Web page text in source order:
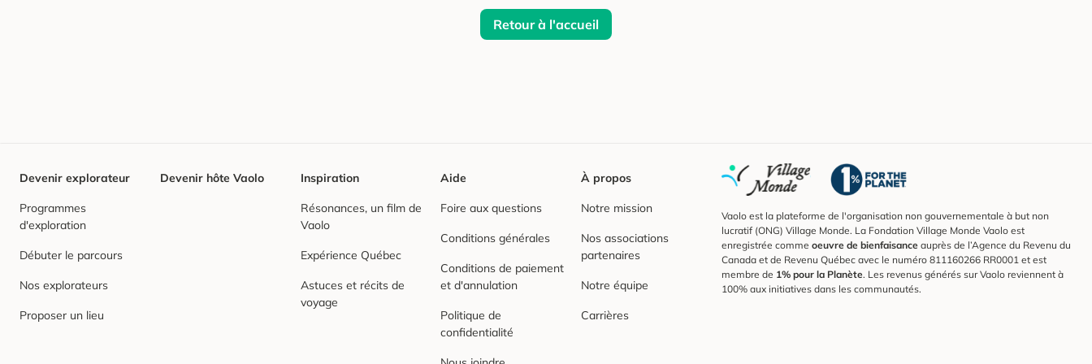
Retour à l'accueil
Devenir explorateur
Programmes
d'exploration
Débuter le parcours
Nos explorateurs
Proposer un lieu
Devenir hôte Vaolo Inspiration
Résonances, un film de
Vaolo
Expérience Québec
Astuces et récits de
voyage
Aide
Foire aux questions
Conditions générales
Conditions de paiement
et d'annulation
Politique de
confidentialité
À propos
Notre mission
Nos associations
partenaires
Notre équipe
Carrières
Vaolo est la plateforme de l'organisation non gouvernementale à but non
lucratif (ONG) Village Monde. La Fondation Village Monde Vaolo est
enregistrée comme oeuvre de bienfaisance auprès de l’Agence du Revenu du
Canada et de Revenu Québec avec le numéro 811160266 RR0001 et est
membre de 1% pour la Planète. Les revenus générés sur Vaolo reviennent à
100% aux initiatives dans les communautés.